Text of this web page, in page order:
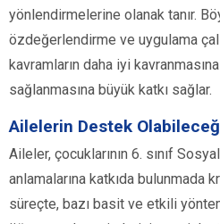
yönlendirmelerine olanak tanır.
özdeğerlendirme ve uygulama
kavramların daha iyi
sağlanmasına büyük katkı sağlar.
Ailelerin Destek
Aileler, çocuklarının 6. sınıf
anlamalarına katkıda bulunmada
süreçte, bazı basit ve etkili